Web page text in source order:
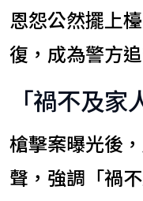
恩怨公然擺上
復，成為警方
「禍不及
槍擊案曝光後
聲，強調「禍